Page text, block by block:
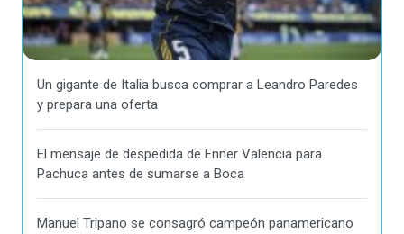
Un gigante de Italia busca comprar a Leandro Paredes
y prepara una oferta
El mensaje de despedida de Enner Valencia para
Pachuca antes de sumarse a Boca
Manuel Tripano se consagró campeón panamericano